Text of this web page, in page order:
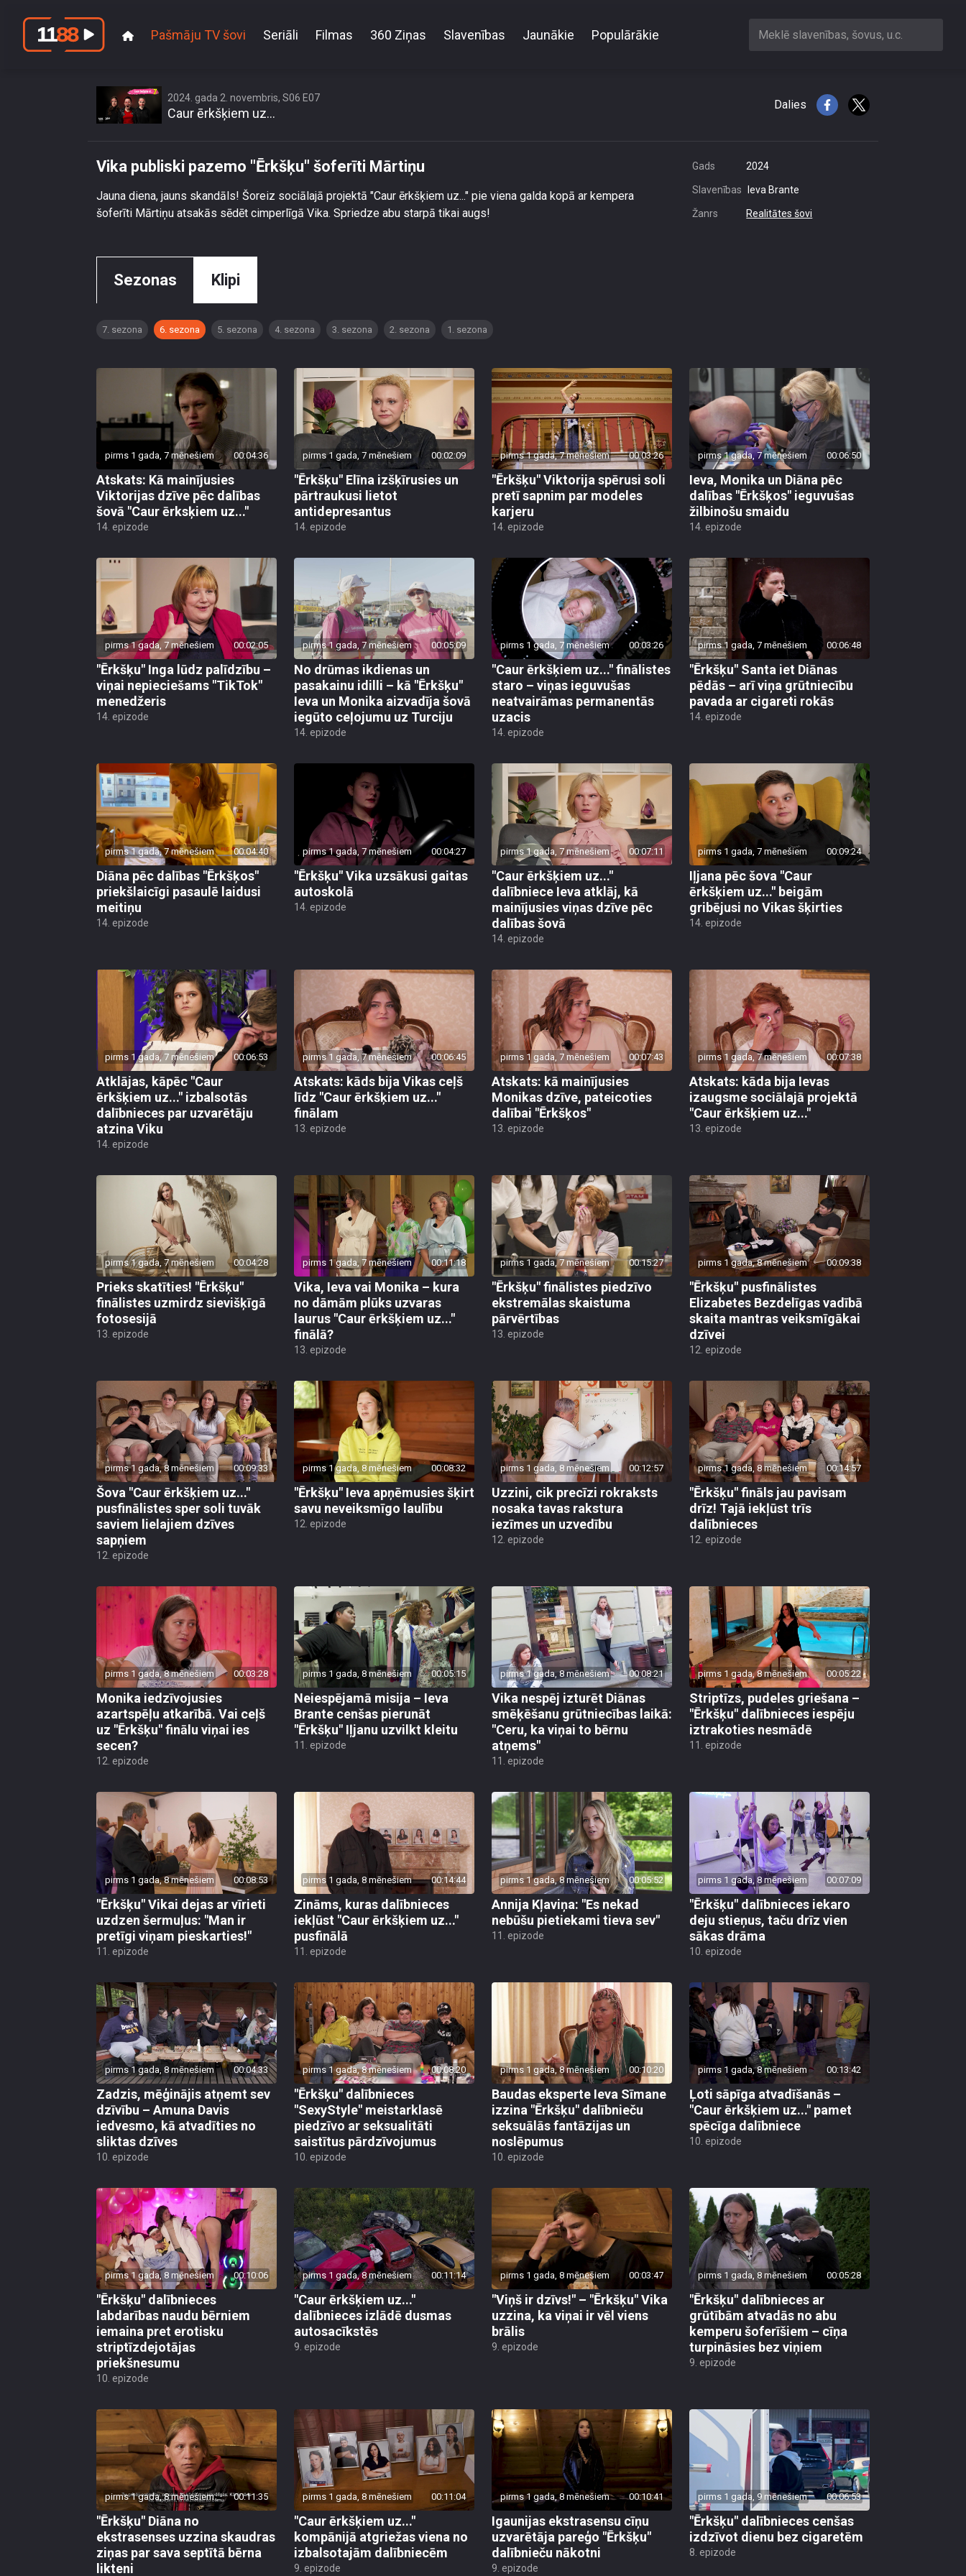
Pašmāju TV šovi Seriāli Filmas 360 Ziņas Slavenības Jaunākie Populārākie Meklē slavenības, šovus, u.c.
2024. gada 2. novembris, S06 E07
Caur ērkšķiem uz...
Dalies
Vika publiski pazemo "Ērkšķu" šoferīti Mārtiņu
Jauna diena, jauns skandāls! Šoreiz sociālajā projektā "Caur ērkšķiem uz..." pie viena galda kopā ar kempera
šoferīti Mārtiņu atsakās sēdēt cimperlīgā Vika. Spriedze abu starpā tikai augs!
Gads 2024
Slavenības Ieva Brante
Žanrs Realitātes šovi
Sezonas Klipi
7. sezona 6. sezona 5. sezona 4. sezona 3. sezona 2. sezona 1. sezona
pirms 1 gada, 7 mēnešiem 00:04:36
Atskats: Kā mainījusies
Viktorijas dzīve pēc dalības
šovā "Caur ērksķiem uz..."
14. epizode
pirms 1 gada, 7 mēnešiem 00:02:09
"Ērkšķu" Elīna izšķīrusies un
pārtraukusi lietot
antidepresantus
14. epizode
pirms 1 gada, 7 mēnešiem 00:03:26
"Ērkšķu" Viktorija spērusi soli
pretī sapnim par modeles
karjeru
14. epizode
pirms 1 gada, 7 mēnešiem 00:06:50
Ieva, Monika un Diāna pēc
dalības "Ērkšķos" ieguvušas
žilbinošu smaidu
14. epizode
pirms 1 gada, 7 mēnešiem 00:02:05
"Ērkšķu" Inga lūdz palīdzību –
viņai nepieciešams "TikTok"
menedžeris
14. epizode
pirms 1 gada, 7 mēnešiem 00:05:09
No drūmas ikdienas un
pasakainu idilli – kā "Ērkšķu"
Ieva un Monika aizvadīja šovā
iegūto ceļojumu uz Turciju
14. epizode
pirms 1 gada, 7 mēnešiem 00:03:26
"Caur ērkšķiem uz..." finālistes
staro – viņas ieguvušas
neatvairāmas permanentās
uzacis
14. epizode
pirms 1 gada, 7 mēnešiem 00:06:48
"Ērkšķu" Santa iet Diānas
pēdās – arī viņa grūtniecību
pavada ar cigareti rokās
14. epizode
pirms 1 gada, 7 mēnešiem 00:04:40
Diāna pēc dalības "Ērkšķos"
priekšlaicīgi pasaulē laidusi
meitiņu
14. epizode
pirms 1 gada, 7 mēnešiem 00:04:27
"Ērkšķu" Vika uzsākusi gaitas
autoskolā
14. epizode
pirms 1 gada, 7 mēnešiem 00:07:11
"Caur ērkšķiem uz..."
dalībniece Ieva atklāj, kā
mainījusies viņas dzīve pēc
dalības šovā
14. epizode
pirms 1 gada, 7 mēnešiem 00:09:24
Iļjana pēc šova "Caur
ērkšķiem uz..." beigām
gribējusi no Vikas šķirties
14. epizode
pirms 1 gada, 7 mēnešiem 00:06:53
Atklājas, kāpēc "Caur
ērkšķiem uz..." izbalsotās
dalībnieces par uzvarētāju
atzina Viku
14. epizode
pirms 1 gada, 7 mēnešiem 00:06:45
Atskats: kāds bija Vikas ceļš
līdz "Caur ērkšķiem uz..."
finālam
13. epizode
pirms 1 gada, 7 mēnešiem 00:07:43
Atskats: kā mainījusies
Monikas dzīve, pateicoties
dalībai "Ērkšķos"
13. epizode
pirms 1 gada, 7 mēnešiem 00:07:38
Atskats: kāda bija Ievas
izaugsme sociālajā projektā
"Caur ērkšķiem uz..."
13. epizode
pirms 1 gada, 7 mēnešiem 00:04:28
Prieks skatīties! "Ērkšķu"
finālistes uzmirdz sievišķīgā
fotosesijā
13. epizode
pirms 1 gada, 7 mēnešiem 00:11:18
Vika, Ieva vai Monika – kura
no dāmām plūks uzvaras
laurus "Caur ērkšķiem uz..."
finālā?
13. epizode
pirms 1 gada, 7 mēnešiem 00:15:27
"Ērkšķu" finālistes piedzīvo
ekstremālas skaistuma
pārvērtības
13. epizode
pirms 1 gada, 8 mēnešiem 00:09:38
"Ērkšķu" pusfinālistes
Elizabetes Bezdelīgas vadībā
skaita mantras veiksmīgākai
dzīvei
12. epizode
pirms 1 gada, 8 mēnešiem 00:09:33
Šova "Caur ērkšķiem uz..."
pusfinālistes sper soli tuvāk
saviem lielajiem dzīves
sapņiem
12. epizode
pirms 1 gada, 8 mēnešiem 00:08:32
"Ērkšķu" Ieva apņēmusies šķirt
savu neveiksmīgo laulību
12. epizode
pirms 1 gada, 8 mēnešiem 00:12:57
Uzzini, cik precīzi rokraksts
nosaka tavas rakstura
iezīmes un uzvedību
12. epizode
pirms 1 gada, 8 mēnešiem 00:14:57
"Ērkšķu" fināls jau pavisam
drīz! Tajā iekļūst trīs
dalībnieces
12. epizode
pirms 1 gada, 8 mēnešiem 00:03:28
Monika iedzīvojusies
azartspēļu atkarībā. Vai ceļš
uz "Ērkšķu" finālu viņai ies
secen?
12. epizode
pirms 1 gada, 8 mēnešiem 00:05:15
Neiespējamā misija – Ieva
Brante cenšas pierunāt
"Ērkšķu" Iļjanu uzvilkt kleitu
11. epizode
pirms 1 gada, 8 mēnešiem 00:08:21
Vika nespēj izturēt Diānas
smēķēšanu grūtniecības laikā:
"Ceru, ka viņai to bērnu
atņems"
11. epizode
pirms 1 gada, 8 mēnešiem 00:05:22
Striptīzs, pudeles griešana –
"Ērkšķu" dalībnieces iespēju
iztrakoties nesmādē
11. epizode
pirms 1 gada, 8 mēnešiem 00:08:53
"Ērkšķu" Vikai dejas ar vīrieti
uzdzen šermuļus: "Man ir
pretīgi viņam pieskarties!"
11. epizode
pirms 1 gada, 8 mēnešiem 00:14:44
Zināms, kuras dalībnieces
iekļūst "Caur ērkšķiem uz..."
pusfinālā
11. epizode
pirms 1 gada, 8 mēnešiem 00:05:52
Annija Kļaviņa: "Es nekad
nebūšu pietiekami tieva sev"
11. epizode
pirms 1 gada, 8 mēnešiem 00:07:09
"Ērkšķu" dalībnieces iekaro
deju stieņus, taču drīz vien
sākas drāma
10. epizode
pirms 1 gada, 8 mēnešiem 00:04:33
Zadzis, mēģinājis atņemt sev
dzīvību – Amuna Davis
iedvesmo, kā atvadīties no
sliktas dzīves
10. epizode
pirms 1 gada, 8 mēnešiem 00:08:20
"Ērkšķu" dalībnieces
"SexyStyle" meistarklasē
piedzīvo ar seksualitāti
saistītus pārdzīvojumus
10. epizode
pirms 1 gada, 8 mēnešiem 00:10:20
Baudas eksperte Ieva Sīmane
izzina "Ērkšķu" dalībnieču
seksuālās fantāzijas un
noslēpumus
10. epizode
pirms 1 gada, 8 mēnešiem 00:13:42
Ļoti sāpīga atvadīšanās –
"Caur ērkšķiem uz..." pamet
spēcīga dalībniece
10. epizode
pirms 1 gada, 8 mēnešiem 00:10:06
"Ērkšķu" dalībnieces
labdarības naudu bērniem
iemaina pret erotisku
striptīzdejotājas
priekšnesumu
10. epizode
pirms 1 gada, 8 mēnešiem 00:11:14
"Caur ērkšķiem uz..."
dalībnieces izlādē dusmas
autosacīkstēs
9. epizode
pirms 1 gada, 8 mēnešiem 00:03:47
"Viņš ir dzīvs!" – "Ērkšķu" Vika
uzzina, ka viņai ir vēl viens
brālis
9. epizode
pirms 1 gada, 8 mēnešiem 00:05:28
"Ērkšķu" dalībnieces ar
grūtībām atvadās no abu
kemperu šoferīšiem – cīņa
turpināsies bez viņiem
9. epizode
pirms 1 gada, 8 mēnešiem 00:11:35
"Ērkšķu" Diāna no
ekstrasenses uzzina skaudras
ziņas par sava septītā bērna
likteni
pirms 1 gada, 8 mēnešiem 00:11:04
"Caur ērkšķiem uz..."
kompānijā atgriežas viena no
izbalsotajām dalībniecēm
9. epizode
pirms 1 gada, 8 mēnešiem 00:10:41
Igaunijas ekstrasensu cīņu
uzvarētāja pareģo "Ērkšķu"
dalībnieču nākotni
9. epizode
pirms 1 gada, 9 mēnešiem 00:06:53
"Ērkšķu" dalībnieces cenšas
izdzīvot dienu bez cigaretēm
8. epizode